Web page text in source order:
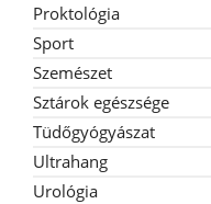
Proktológia
Sport
Szemészet
Sztárok egészsége
Tüdőgyógyászat
Ultrahang
Urológia